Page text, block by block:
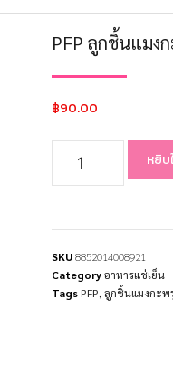
PFP ลูกชิ้นแมง
฿90.00
หยิบ
SKU8852014008921
Categoryอาหารแช่เย็น
Tags PFP ลูกชิ้นแมงกะพ